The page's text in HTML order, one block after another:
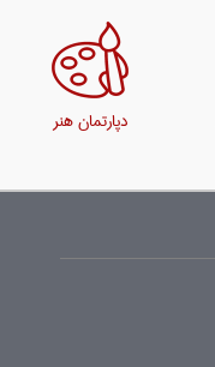
دپارتمان هنر